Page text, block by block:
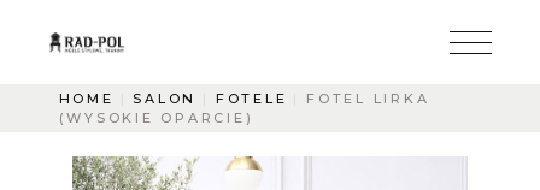
HOME SALON FOTELE
FOTEL LIRKA
(WYSOKIE OPARCIE)